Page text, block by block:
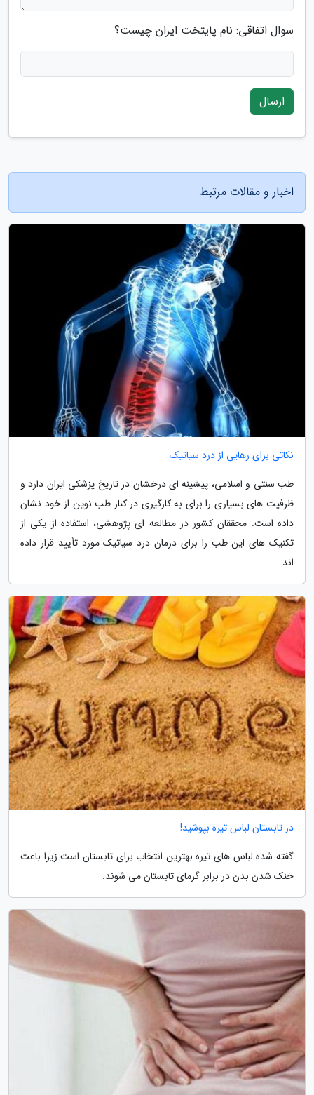
سوال اتفاقی: نام پایتخت ایران چیست؟
ارسال
اخبار و مقالات مرتبط
نکاتی برای رهایی از درد سیاتیک
طب سنتی و اسلامی، پیشینه ای درخشان در تاریخ پزشکی ایران دارد و
ظرفیت های بسیاری را برای به کارگیری در کنار طب نوین از خود نشان
داده است. محققان کشور در مطالعه ای پژوهشی، استفاده از یکی از
تکنیک های این طب را برای درمان درد سیاتیک مورد تأیید قرار داده
اند.
در تابستان لباس تیره بپوشید!
گفته شده لباس های تیره بهترین انتخاب برای تابستان است زیرا باعث
خنک شدن بدن در برابر گرمای تابستان می شوند.